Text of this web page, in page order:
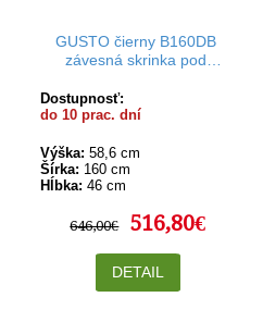
GUSTO čierny B160DB
závesná skrinka pod
Dostupnosť:
do 10 prac. dní
Výška: 58,6 cm
Šírka: 160 cm
Hĺbka: 46 cm
646,00€ 516,80€
DETAIL